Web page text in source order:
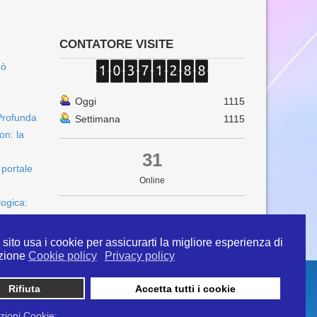
sito usa i cookie per assicurarti la migliore esperienza di
Cookie policy Privacy policy
Rifiuta Accetta tutti i cookie
la
CONTATORE VISITE
Oggi
1115
Settimana
1115
31
Online
info@ipertermiaitalia.it tel. 331/9584817 . Il
diramato nel rispetto delle Linee Guida contenute